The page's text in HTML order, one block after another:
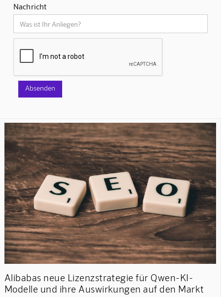
Nachricht
Alibabas neue Lizenzstrategie für Qwen-KI-
Modelle und ihre Auswirkungen auf den Markt